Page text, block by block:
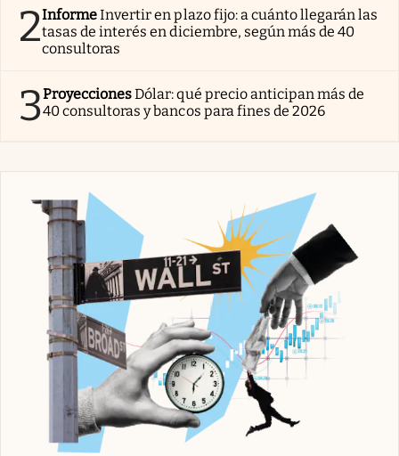
2InformeInvertir en plazo fijo: a cuánto llegarán las
tasas de interés en diciembre, según más de 40
consultoras
3ProyeccionesDólar: qué precio anticipan más de
40 consultoras y bancos para fines de 2026